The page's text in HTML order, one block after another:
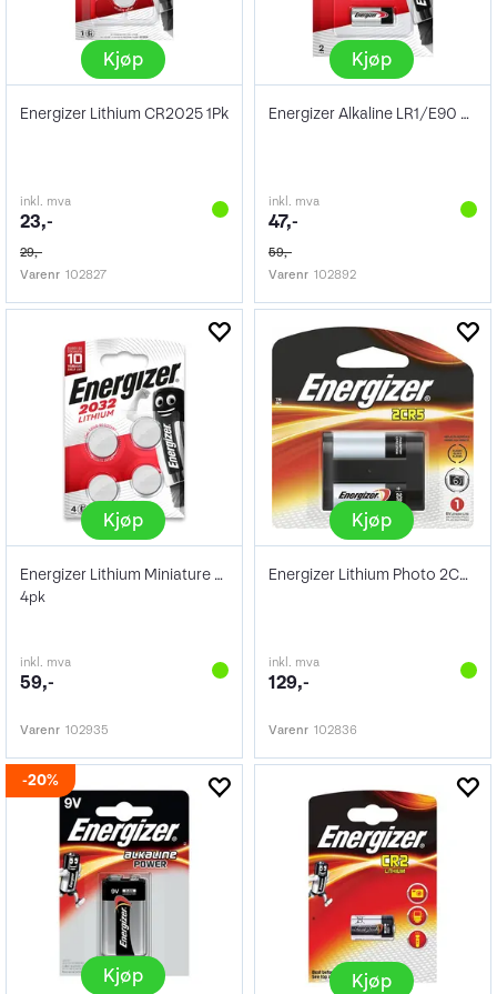
Kjøp
Energizer Lithium CR2025 1Pk
inkl. mva
23,-
29,-
Varenr 102827
Kjøp
Energizer Alkaline LR1/E90 2pk
inkl. mva
47,-
59,-
Varenr 102892
Kjøp
Energizer Lithium Miniature CR2032 4pk
4pk
inkl. mva
59,-
Varenr 102935
Kjøp
Energizer Lithium Photo 2CR5 1Pk
inkl. mva
129,-
Varenr 102836
20%
Kjøp Kjøp